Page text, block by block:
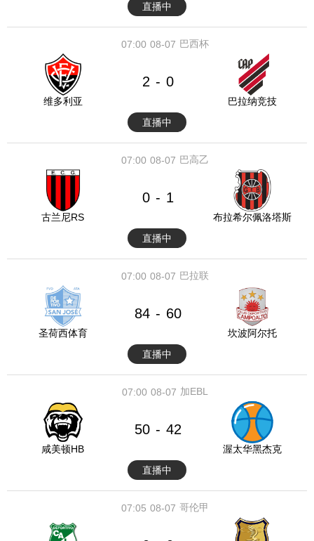
直播中
08-07
07:00 巴西杯
维多利亚
2 - 0
巴拉纳竞技
直播中
08-07
07:00 巴高乙
古兰尼RS
0 - 1
布拉希尔佩洛塔斯
直播中
08-07
07:00 巴拉联
圣荷西体育
84 - 60
坎波阿尔托
直播中
08-07
07:00 加EBL
咸美顿HB
50 - 42
渥太华黑杰克
直播中
08-07
07:05 哥伦甲